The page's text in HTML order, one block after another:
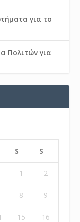
για το
Πολιτών για
S S
1 2
8 9
15 16